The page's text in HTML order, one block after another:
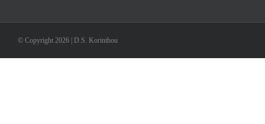
© Copyright 2026 | D.S. Korinthou